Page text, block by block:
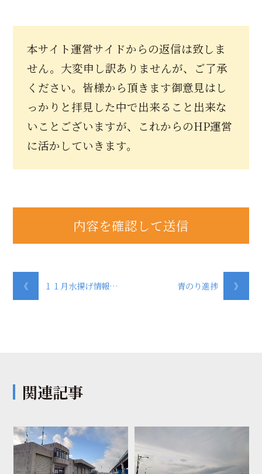
本サイト運営サイドからの返信は致しま
せん。大変申し訳ありませんが、ご了承
ください。皆様から頂きます御意見はし
っかりと拝見した中で出来ること出来な
いことございますが、これからのHP運営
に活かしていきます。
《 １１月水揚げ情報… 青のり進捗 》
関連記事